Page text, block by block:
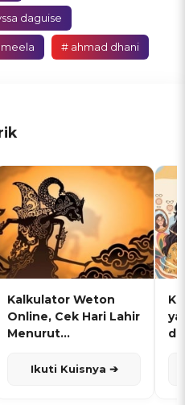
daguise
# ahmad dhani
Kalkulator Weton
Online, Cek Hari Lahir
Menurut
Ikuti Kuisnya ➔